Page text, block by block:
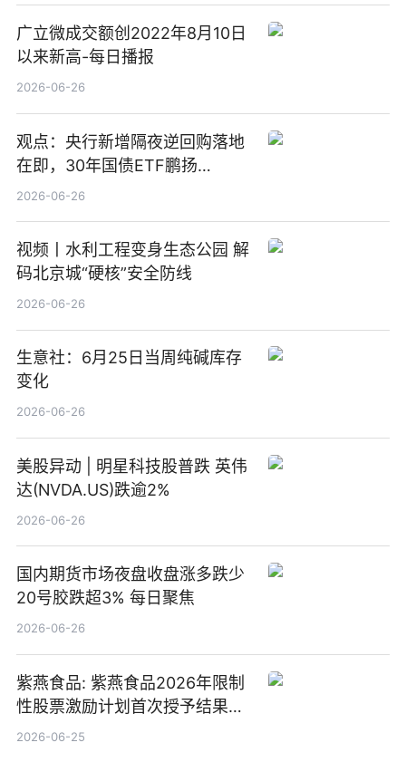
广立微成交额创2022年8月10日
以来新高-每日播报
2026-06-26
观点：央行新增隔夜逆回购落地
在即，30年国债ETF鹏扬
(511090) 盘中小幅上涨
2026-06-26
视频丨水利工程变身生态公园 解
码北京城“硬核”安全防线
2026-06-26
生意社：6月25日当周纯碱库存
变化
2026-06-26
美股异动 | 明星科技股普跌 英伟
达(NVDA.US)跌逾2%
2026-06-26
国内期货市场夜盘收盘涨多跌少
20号胶跌超3% 每日聚焦
2026-06-26
紫燕食品: 紫燕食品2026年限制
性股票激励计划首次授予结果公
告-微资讯
2026-06-25